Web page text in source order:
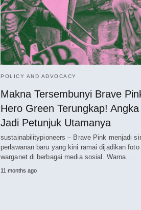
POLICY AND ADVOCACY
Makna Tersembunyi Brave
Hero Green Terungkap!
Jadi Petunjuk Utamanya
sustainabilitypioneers – Brave Pink menjadi
perlawanan baru yang kini ramai dijadikan
warganet di berbagai media sosial. Warna…
11 months ago